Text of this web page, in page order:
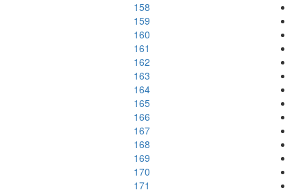
158
159
160
161
162
163
164
165
166
167
168
169
170
171